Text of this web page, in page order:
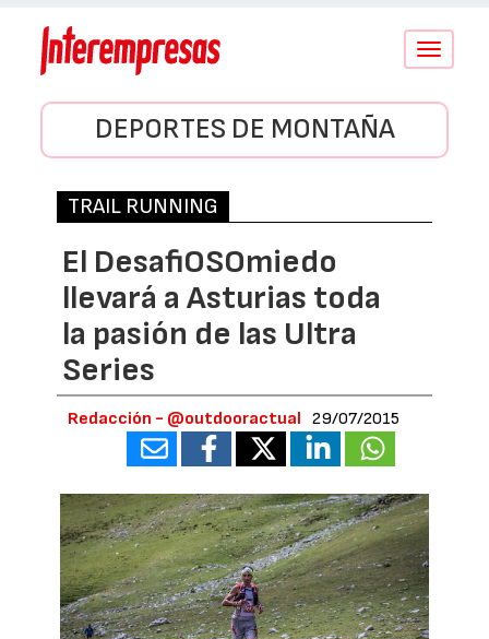
Conmutar
DEPORTES DE MONTAÑA
TRAIL RUNNING
El DesafiOSOmiedo
llevará a Asturias toda
la pasión de las Ultra
Series
Redacción - @outdooractual 29/07/2015